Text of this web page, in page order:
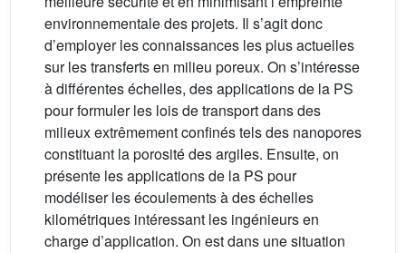
environnementale des projets. Il s’agit donc
d’employer les connaissances les plus actuelles
sur les transferts en milieu poreux. On s’intéresse
à différentes échelles, des applications de la PS
pour formuler les lois de transport dans des
milieux extrêmement confinés tels des nanopores
constituant la porosité des argiles. Ensuite, on
présente les applications de la PS pour
modéliser les écoulements à des échelles
kilométriques intéressant les ingénieurs en
charge d’application. On est dans une situation